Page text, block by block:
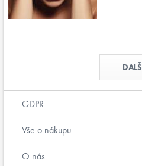
GDPR
Vše o nákupu
O nás